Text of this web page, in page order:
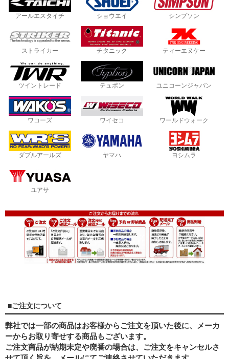
アールエスタイチ ショウエイ シンプソン
ストライカー チタニック ティーエヌケー
ツイントレード テュポン ユニコーンジャパン
ワコーズ ワイセコ ワールドウォーク
ダブルアールズ ヤマハ ヨシムラ
ユアサ
■ご注文について
弊社では一部の商品はお客様からご注文を頂いた後に、メーカ
ーからお取り寄せする商品もございます。
ご注文商品が納期未定や廃番の場合は、ご注文をキャンセルさ